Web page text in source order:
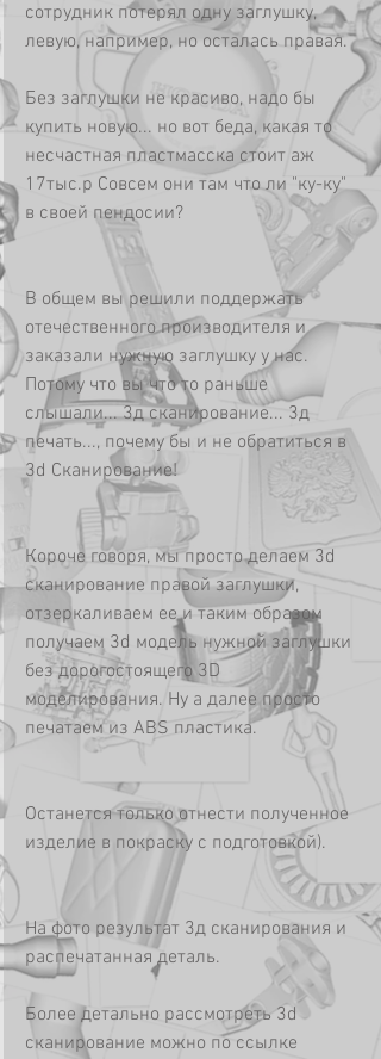
сотрудник потерял одну заглушку,
левую, например, но осталась правая.
Без заглушки не красиво, надо бы
купить новую... но вот беда, какая то
несчастная пластмасска стоит аж
17тыс.р Совсем они там что ли "ку-ку"
в своей пендосии?
В общем вы решили поддержать
отечественного производителя и
заказали нужную заглушку у нас.
Потому что вы что то раньше
слышали... 3д сканирование... 3д
печать..., почему бы и не обратиться в
3d Сканирование!
Короче говоря, мы просто делаем 3d
сканирование правой заглушки,
отзеркаливаем ее и таким образом
получаем 3d модель нужной заглушки
без дорогостоящего 3D
моделирования. Ну а далее просто
печатаем из ABS пластика.
Останется только отнести полученное
изделие в покраску с подготовкой).
На фото результат 3д сканирования и
распечатанная деталь.
Более детально рассмотреть 3d
сканирование можно по ссылке